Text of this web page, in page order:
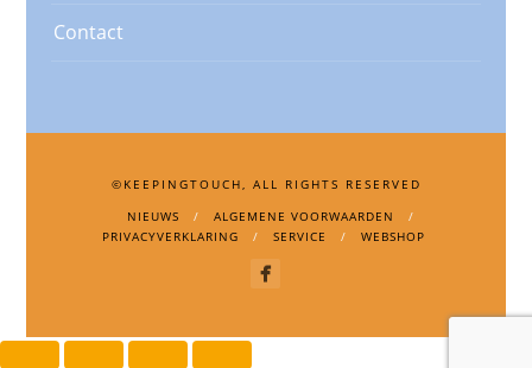
Contact
©KEEPINGTOUCH, ALL RIGHTS RESERVED
NIEUWS
ALGEMENE VOORWAARDEN
PRIVACYVERKLARING
SERVICE WEBSHOP